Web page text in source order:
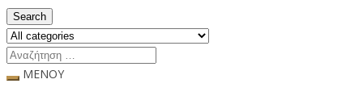
Search
ΜΕΝΟΥ